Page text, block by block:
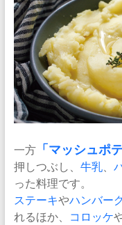
一方「 マッシュポ
押しつぶし、 牛乳、
った料理です。
ステーキやハンバー
れるほか、
コロッケ